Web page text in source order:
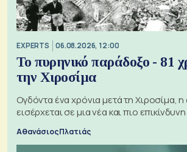
EXPERTS 06.08.2026, 12:00
Το πυρηνικό παράδοξο - 81
την Χιροσίμα
Ογδόντα ένα χρόνια μετά τη Χιροσίμα,
εισέρχεται σε μια νέα και πιο
Αθανάσιος Πλατιάς